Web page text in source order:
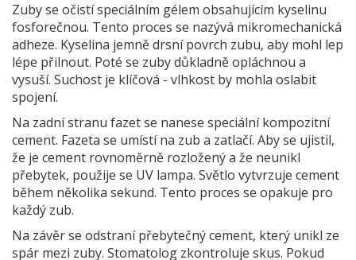
Zuby se očistí speciálním gélem obsahujícím kyselinu
fosforečnou. Tento proces se nazývá mikromechanická
adheze. Kyselina jemně drsní povrch zubu, aby mohl lep
lépe přilnout. Poté se zuby důkladně opláchnou a
vysuší. Suchost je klíčová - vlhkost by mohla oslabit
spojení.
Na zadní stranu fazet se nanese speciální kompozitní
cement. Fazeta se umístí na zub a zatlačí. Aby se ujistil,
že je cement rovnoměrně rozložený a že neunikl
přebytek, použije se UV lampa. Světlo vytvrzuje cement
během několika sekund. Tento proces se opakuje pro
každý zub.
Na závěr se odstraní přebytečný cement, který unikl ze
spár mezi zuby. Stomatolog zkontroluje skus. Pokud